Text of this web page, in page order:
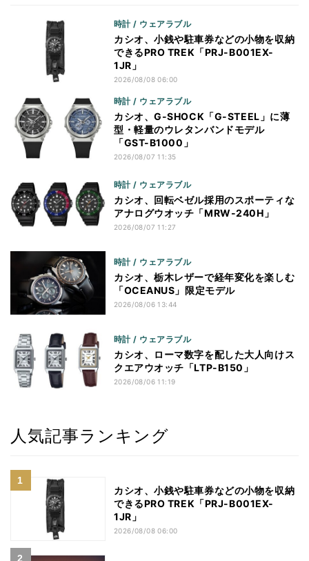
時計 / ウェアラブル
カシオ、小銭や駐車券などの小物を収納
できるPRO TREK「PRJ-B001EX-
1JR」
2026/08/08 06:00
時計 / ウェアラブル
カシオ、G-SHOCK「G-STEEL」に薄
型・軽量のウレタンバンドモデル
「GST-B1000」
2026/08/07 11:35
時計 / ウェアラブル
カシオ、回転ベゼル採用のスポーティな
アナログウオッチ「MRW-240H」
2026/08/07 11:27
時計 / ウェアラブル
カシオ、栃木レザーで経年変化を楽しむ
「OCEANUS」限定モデル
2026/08/06 13:44
時計 / ウェアラブル
カシオ、ローマ数字を配した大人向けス
クエアウオッチ「LTP-B150」
2026/08/06 11:19
人気記事ランキング
カシオ、小銭や駐車券などの小物を収納
できるPRO TREK「PRJ-B001EX-
1JR」
2026/08/08 06:00